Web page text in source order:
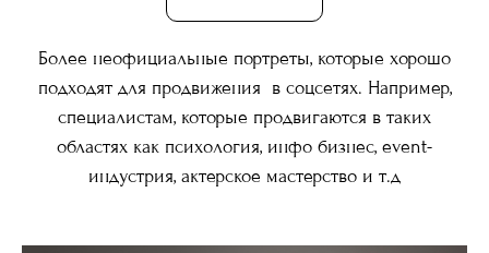
Более неофициальные портреты, которые хорошо
подходят для продвижения в соцсетях. Например,
специалистам, которые продвигаются в таких
областях как психология, инфо бизнес, event-
индустрия, актерское мастерство и т.д